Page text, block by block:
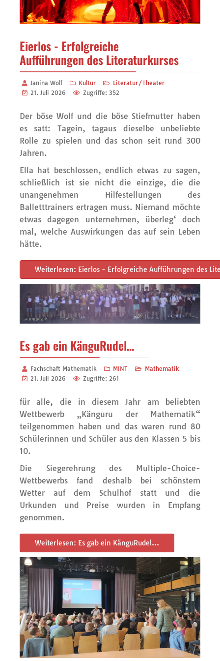
Eierlos - Erfolgreiche
Aufführungen des Literaturkurses
Janina Wolf Kultur
Literatur/Theater
21. Juli 2026
Zugriffe: 352
Der böse Wolf und die böse Stiefmutter haben
es satt: Tagein, tagaus dieselbe unbeliebte
Rolle zu spielen und das schon seit rund 300
Jahren.
Ella hat beschlossen, endlich etwas zu sagen,
schließlich ist sie nicht die einzige, die die
unangenehmen Hilfestellungen des
Balletttrainers ertragen muss. Niemand möchte
etwas dagegen unternehmen, überleg‘ doch
mal, welche Auswirkungen das auf sein Leben
hätte.
Weiterlesen: Eierlos - Erfolgreiche Aufführungen des
Es gab ein KänguRudel…
Fachschaft Mathematik MINT
Mathematik
21. Juli 2026
Zugriffe: 261
für alle, die in diesem Jahr am beliebten
Wettbewerb „Känguru der Mathematik“
teilgenommen haben und das waren rund 80
Schülerinnen und Schüler aus den Klassen 5 bis
10.
Die Siegerehrung des Multiple-Choice-
Wettbewerbs fand deshalb bei schönstem
Wetter auf dem Schulhof statt und die
Urkunden und Preise wurden in Empfang
genommen.
Weiterlesen: Es gab ein KänguRudel…